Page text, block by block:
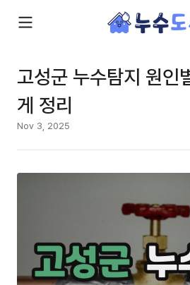
고성군 누수탐지 원인
게 정리
Nov 3, 2025